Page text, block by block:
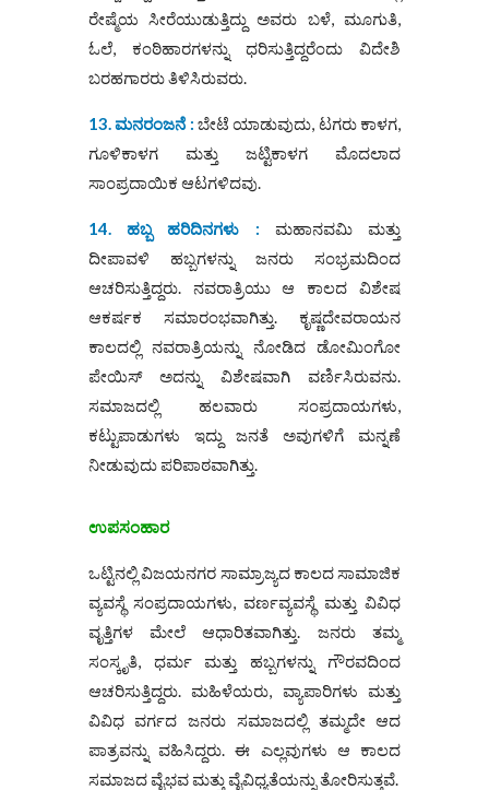
ರೇಷ್ಮೆಯ ಸೀರೆಯುಡುತ್ತಿದ್ದು ಅವರು ಬಳೆ, ಮೂಗುತಿ,
ಓಲೆ, ಕಂಠಿಹಾರಗಳನ್ನು ಧರಿಸುತ್ತಿದ್ದರೆಂದು ವಿದೇಶಿ
ಬರಹಗಾರರು ತಿಳಿಸಿರುವರು.
13. ಮನರಂಜನೆ : ಬೇಟೆ ಯಾಡುವುದು, ಟಗರು ಕಾಳಗ,
ಗೂಳಿಕಾಳಗ ಮತ್ತು ಜಟ್ಟಿಕಾಳಗ ಮೊದಲಾದ
ಸಾಂಪ್ರದಾಯಿಕ ಆಟಗಳಿದವು.
14. ಹಬ್ಬ ಹರಿದಿನಗಳು : ಮಹಾನವಮಿ ಮತ್ತು
ದೀಪಾವಳಿ ಹಬ್ಬಗಳನ್ನು ಜನರು ಸಂಭ್ರಮದಿಂದ
ಆಚರಿಸುತ್ತಿದ್ದರು. ನವರಾತ್ರಿಯು ಆ ಕಾಲದ ವಿಶೇಷ
ಆಕರ್ಷಕ ಸಮಾರಂಭವಾಗಿತ್ತು. ಕೃಷ್ಣದೇವರಾಯನ
ಕಾಲದಲ್ಲಿ ನವರಾತ್ರಿಯನ್ನು ನೋಡಿದ ಡೋಮಿಂಗೋ
ಪೇಯಿಸ್ ಅದನ್ನು ವಿಶೇಷವಾಗಿ ವರ್ಣಿಸಿರುವನು.
ಸಮಾಜದಲ್ಲಿ ಹಲವಾರು ಸಂಪ್ರದಾಯಗಳು,
ಕಟ್ಟುಪಾಡುಗಳು ಇದ್ದು ಜನತೆ ಅವುಗಳಿಗೆ ಮನ್ನಣೆ
ನೀಡುವುದು ಪರಿಪಾಠವಾಗಿತ್ತು.
ಉಪಸಂಹಾರ
ಒಟ್ಟಿನಲ್ಲಿವಿಜಯನಗರ ಸಾಮ್ರಾಜ್ಯದ ಕಾಲದ ಸಾಮಾಜಿಕ
ವ್ಯವಸ್ಥೆ ಸಂಪ್ರದಾಯಗಳು, ವರ್ಣವ್ಯವಸ್ಥೆ ಮತ್ತು ವಿವಿಧ
ವೃತ್ತಿಗಳ ಮೇಲೆ ಆಧಾರಿತವಾಗಿತ್ತು. ಜನರು ತಮ್ಮ
ಸಂಸ್ಕೃತಿ, ಧರ್ಮ ಮತ್ತು ಹಬ್ಬಗಳನ್ನು ಗೌರವದಿಂದ
ಆಚರಿಸುತ್ತಿದ್ದರು. ಮಹಿಳೆಯರು, ವ್ಯಾಪಾರಿಗಳು ಮತ್ತು
ವಿವಿಧ ವರ್ಗದ ಜನರು ಸಮಾಜದಲ್ಲಿ ತಮ್ಮದೇ ಆದ
ಪಾತ್ರವನ್ನು ವಹಿಸಿದ್ದರು. ಈ ಎಲ್ಲವುಗಳು ಆ ಕಾಲದ
ಸಮಾಜದ ವೈಭವ ಮತ್ತು ವೈವಿಧ್ಯತೆಯನ್ನು ತೋರಿಸುತ್ತವೆ.